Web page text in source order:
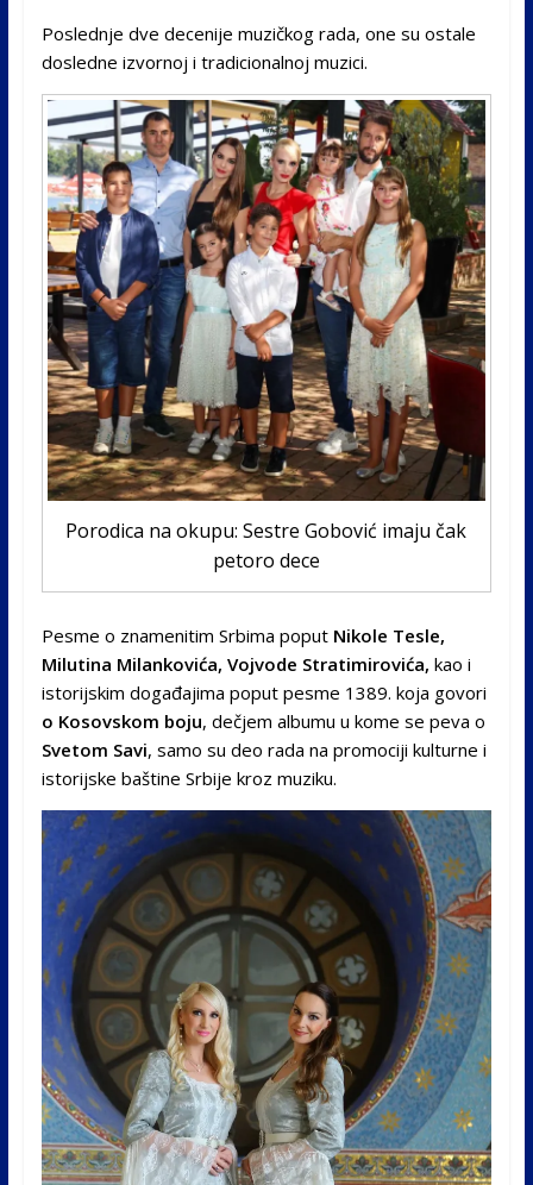
Poslednje dve decenije muzičkog rada, one su ostale
dosledne izvornoj i tradicionalnoj muzici.
Porodica na okupu: Sestre Gobović imaju čak
petoro dece
Pesme o znamenitim Srbima poput Nikole Tesle,
Milutina Milankovića, Vojvode Stratimirovića, kao i
istorijskim događajima poput pesme 1389. koja govori
o Kosovskom boju, dečjem albumu u kome se peva o
Svetom Savi, samo su deo rada na promociji kulturne i
istorijske baštine Srbije kroz muziku.